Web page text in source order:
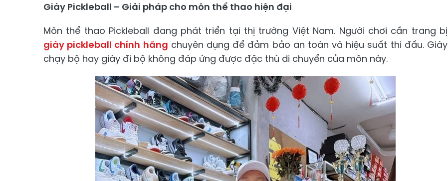
Giày Pickleball – Giải pháp cho môn thể thao hiện đại
Môn thể thao Pickleball đang phát triển tại thị trường Việt Nam. Người chơi cần trang bị
giày pickleball chính hãng chuyên dụng để đảm bảo an toàn và hiệu suất thi đấu. Giày
chạy bộ hay giày đi bộ không đáp ứng được đặc thù di chuyển của môn này.